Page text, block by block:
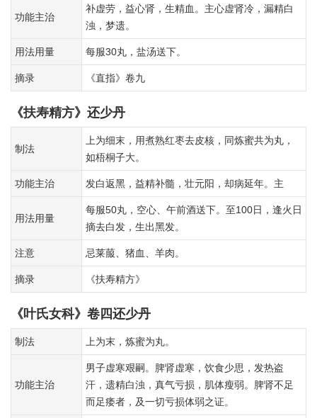
功能主治
补虚劳，益心肾，生精血。主心虚肾冷，漏精白
浊，梦遗。
用法用量 每服30丸，盐汤送下。
摘录 《直指》卷九
《扶寿精方》还少丹
制法
上为细末，用煮熟红枣去皮核，同炼蜜共为丸，
如梧桐子大。
功能主治 发白返黑，益精补髓，壮元阳，却病延年。主
用法用量
每服50丸，空心、午前酒送下。至100日，逢火日
摘去白发，生出黑发。
注意 忌莱菔、猪血、羊肉。
摘录 《扶寿精方》
《叶氏女科》卷四还少丹
制法 上为末，炼蜜为丸。
功能主治
男子虚寒艰嗣。脾肾虚寒，饮食少思，发热盗
汗，遗精白浊，真气亏损，肌体瘦弱。脾肾不足
而足痿者，及一切亏损体弱之证。